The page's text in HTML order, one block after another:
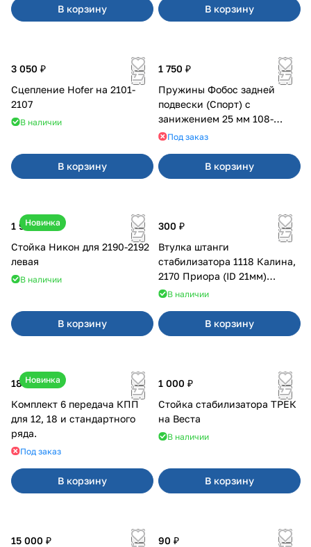
В корзину В корзину
3 050 ₽
Сцепление Hofer на 2101-
2107
В наличии
В корзину
1 750 ₽
Пружины Фобос задней
подвески (Спорт) с
занижением 25 мм 108-
21099, 2113-2115
Под заказ
В корзину
Новинка
1 900 ₽
Стойка Никон для 2190-2192
левая
В наличии
В корзину
300 ₽
Втулка штанги
стабилизатора 1118 Калина,
2170 Приора (ID 21мм)
VTULKA (желтая) 17-01-110
В наличии
В корзину
Новинка
18 000 ₽
Комплект 6 передача КПП
для 12, 18 и стандартного
ряда.
Под заказ
В корзину
1 000 ₽
Стойка стабилизатора ТРЕК
на Веста
В наличии
В корзину
15 000 ₽
90 ₽